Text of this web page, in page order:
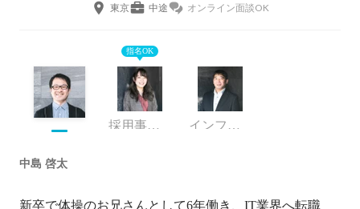
東京 中途 オンライン面談OK
指名OK
採用事業担当 インフラエンジニア
中島 啓太
新卒で体操のお兄さんとして6年働き、IT業界へ転職